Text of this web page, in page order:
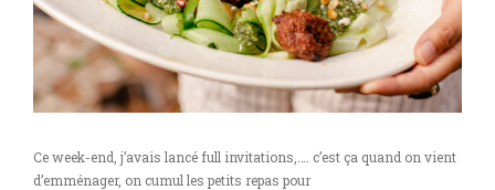
Ce week-end, j’avais lancé full invitations,…. c’est ça quand on vient
d’emménager, on cumul les petits repas pour